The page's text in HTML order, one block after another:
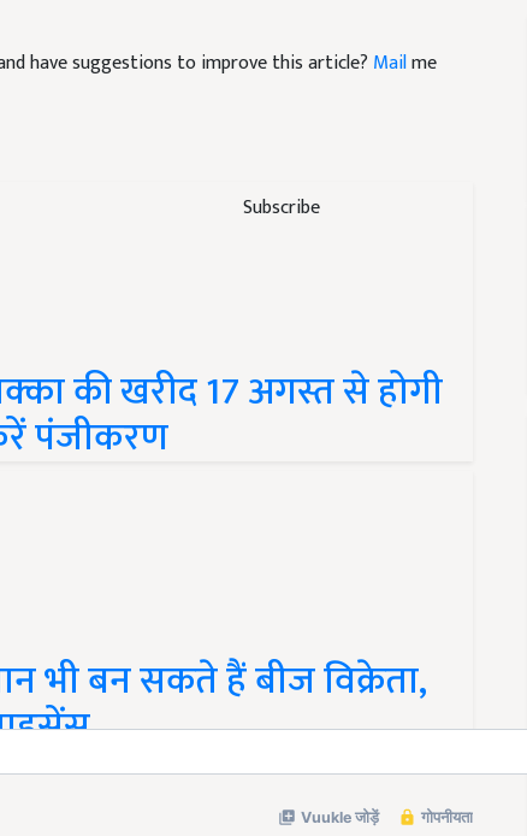
Subscribe
have suggestions to improve this article? Mailme
की खरीद 17 अगस्त से होगी
पंजीकरण
भी बन सकते हैं बीज विक्रेता,